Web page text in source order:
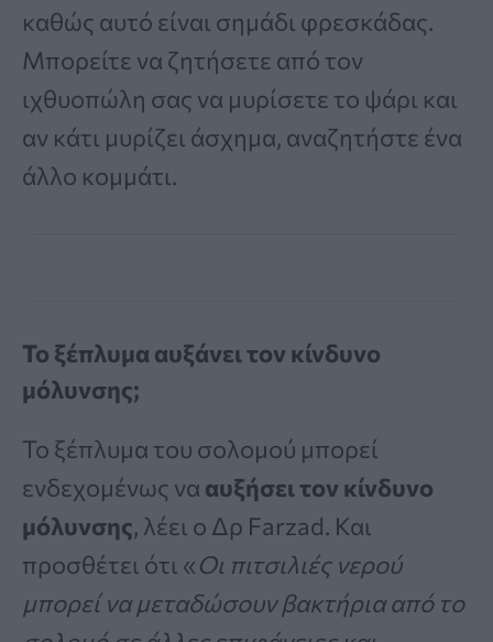
καθώς αυτό είναι σημάδι φρεσκάδας.
Μπορείτε να ζητήσετε από τον
ιχθυοπώλη σας να μυρίσετε το ψάρι και
αν κάτι μυρίζει άσχημα, αναζητήστε ένα
άλλο κομμάτι.
Το ξέπλυμα αυξάνει τον κίνδυνο
μόλυνσης;
Το ξέπλυμα του σολομού μπορεί
ενδεχομένως να αυξήσει τον κίνδυνο
μόλυνσης, λέει ο Δρ Farzad. Και
προσθέτει ότι «Οι πιτσιλιές νερού
μπορεί να μεταδώσουν βακτήρια από το